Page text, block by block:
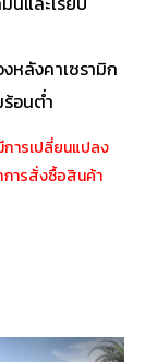
หลังคาเซรามิก
อนต่ำ
ารเปลี่ยนแปลง
การสั่งซื้อสินค้า